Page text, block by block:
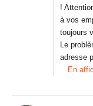
!
à vos
toujours
Le
adresse
En